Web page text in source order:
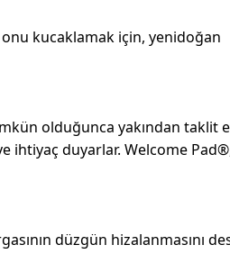
kucaklamak için, yenidoğan
olduğunca yakından taklit
ihtiyaç duyarlar. Welcome
düzgün hizalanmasını